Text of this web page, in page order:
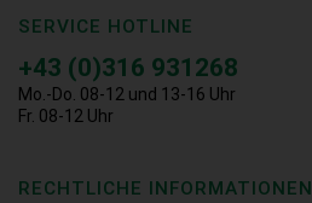
SERVICE HOTLINE
+43 (0)316 931268
Mo.-Do. 08-12 und 13-16 Uhr
Fr. 08-12 Uhr
RECHTLICHE INFORMATIONEN